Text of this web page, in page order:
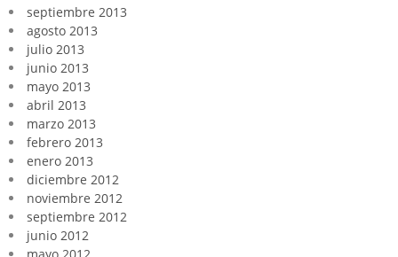
septiembre 2013
agosto 2013
julio 2013
junio 2013
mayo 2013
abril 2013
marzo 2013
febrero 2013
enero 2013
diciembre 2012
noviembre 2012
septiembre 2012
junio 2012